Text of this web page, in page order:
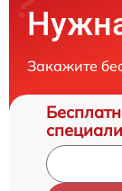
Закажите